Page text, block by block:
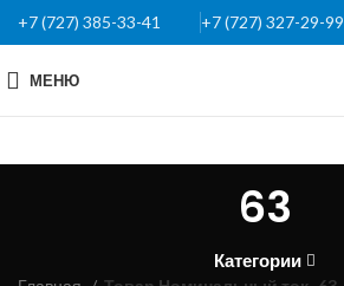
+7 (727) 385-33-41 +7 (727) 327-29-99
МЕНЮ
63
Категории